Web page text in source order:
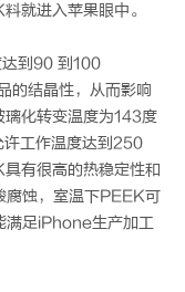
就进入苹果眼中。
到90 到100
的结晶性，从而影响
化转变温度为143度
工作温度达到250
有很高的热稳定性和
腐蚀，室温下PEEK可
满足iPhone生产加工